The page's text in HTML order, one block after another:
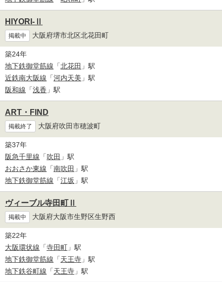
HIYORI-Ⅱ
掲載中 大阪府堺市北区北花田町
築24年
地下鉄御堂筋線 「北花田 」駅
近鉄南大阪線 「河内天美 」駅
阪和線 「浅香 」駅
ART・FIND
掲載終了 大阪府吹田市穂波町
築37年
阪急千里線 「吹田 」駅
おおさか東線 「南吹田 」駅
地下鉄御堂筋線 「江坂 」駅
ヴィーブル寺田町Ⅱ
掲載中 大阪府大阪市生野区生野西
築22年
大阪環状線 「寺田町 」駅
地下鉄御堂筋線 「天王寺 」駅
地下鉄谷町線 「天王寺 」駅